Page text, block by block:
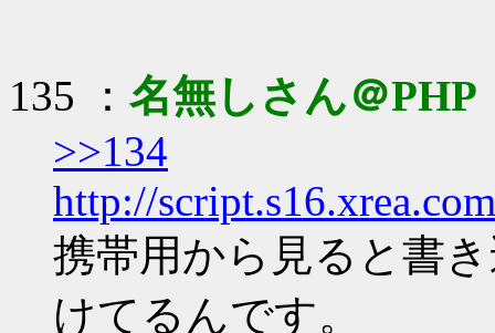
135 ： 名無しさん＠PHP
>>134
http://
携帯用から見ると書
けてるんです。